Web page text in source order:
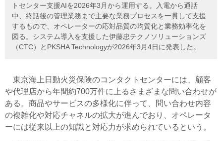
トセンター支援AIを2026年3月から運用する。入電から通話
中、終話後の管理業務まで主要な業務プロセスを一貫して支援
するもので、オペレーターの応対品質の均質化と業務効率化を
図る。システム導入を支援した伊藤忠テクノソリューションズ
（CTC）とPKSHA Technologyが2026年3月4日に発表した。
東京海上日動火災保険のコンタクトセンターには、顧客
や代理店から年間約700万件に上るさまざまな問い合わせが
ある。商品やサービスの多様化に伴って、問い合わせ内容
の複雑化や対応チャネルの拡大が進んでおり、オペレータ
ーには従来以上の知識と対応力が求められているという。